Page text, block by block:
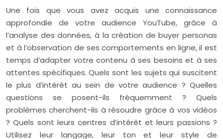
Une fois que vous avez acquis une connaissance
approfondie de votre audience YouTube, grâce à
l’analyse des données, à la création de buyer personas
et à l’observation de ses comportements en ligne, il est
temps d’adapter votre contenu à ses besoins et à ses
attentes spécifiques. Quels sont les sujets qui suscitent
le plus d’intérêt au sein de votre audience ? Quelles
questions se posent-ils fréquemment ? Quels
problèmes cherchent-ils à résoudre grâce à vos vidéos
? Quels sont leurs centres d’intérêt et leurs passions ?
Utilisez leur langage, leur ton et leur style de